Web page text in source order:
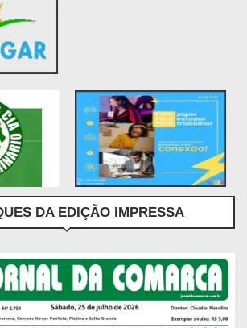
DA EDIÇÃO IMPRESSA